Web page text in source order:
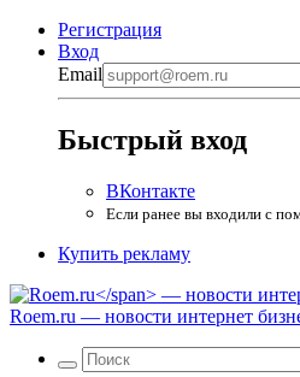
Регистрация
Вход
Email
Быстрый вход
ВКонтакте
Если ранее вы входили с
Купить рекламу
Roem.ru — новости интернет